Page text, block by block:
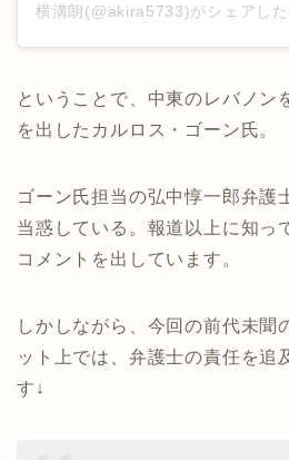
横溝朗(@akira5733)がシェアし
ということで、中東のレバノン
を出したカルロス・ゴーン氏。
ゴーン氏担当の弘中惇一郎弁護
当惑している。報道以上に知っ
コメントを出しています。
しかしながら、今回の前代未聞
ット上では、弁護士の責任を追
す↓